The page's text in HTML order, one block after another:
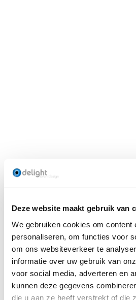
Deze website maakt gebruik van
We gebruiken cookies om content
personaliseren, om functies voor
om ons websiteverkeer te
informatie over uw gebruik van
voor social media, adverteren en
kunnen deze gegevens
die u aan ze heeft verstrekt of die
Dit product combineert goed
FOREST LIJN
DINERKRUK